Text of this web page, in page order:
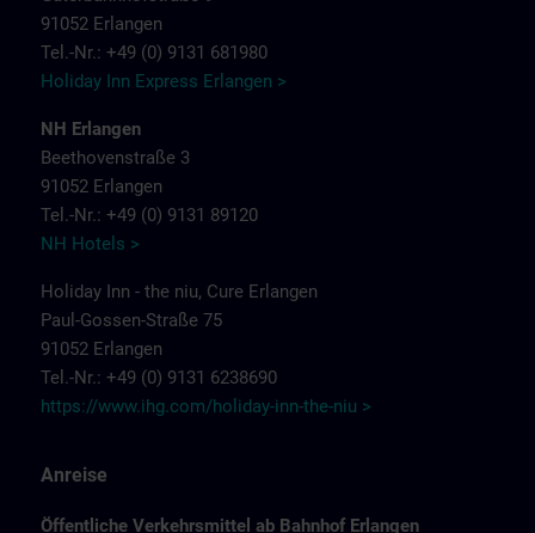
91052 Erlangen
Tel.-Nr.: +49 (0) 9131 681980
Holiday Inn Express Erlangen >
NH Erlangen
Beethovenstraße 3
91052 Erlangen
Tel.-Nr.: +49 (0) 9131 89120
NH Hotels >
Holiday Inn - the niu, Cure Erlangen
Paul-Gossen-Straße 75
91052 Erlangen
Tel.-Nr.: +49 (0) 9131 6238690
https://www.ihg.com/holiday-inn-the-niu >
Anreise
Öffentliche Verkehrsmittel ab Bahnhof Erlangen